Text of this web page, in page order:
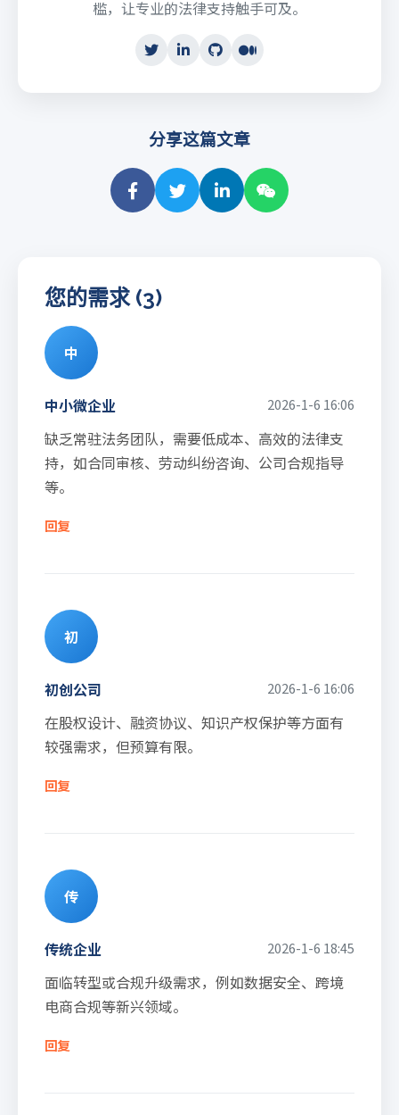
槛，让专业的法律支持触手可及。
分享这篇文章
您的需求 (3)
中
中小微企业 2026-1-6 16:06
缺乏常驻法务团队，需要低成本、高效的法律支
持，如合同审核、劳动纠纷咨询、公司合规指导
等。
回复
初
初创公司 2026-1-6 16:06
在股权设计、融资协议、知识产权保护等方面有
较强需求，但预算有限。
回复
传
传统企业 2026-1-6 18:45
面临转型或合规升级需求，例如数据安全、跨境
电商合规等新兴领域。
回复